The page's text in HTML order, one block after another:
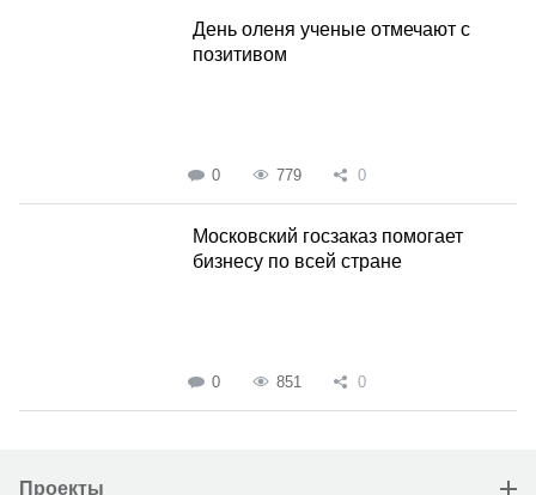
День оленя ученые отмечают с
позитивом
0 779 0
Московский госзаказ помогает
бизнесу по всей стране
0 851 0
Проекты